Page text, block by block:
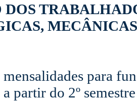
DOS
para
partir do 2º